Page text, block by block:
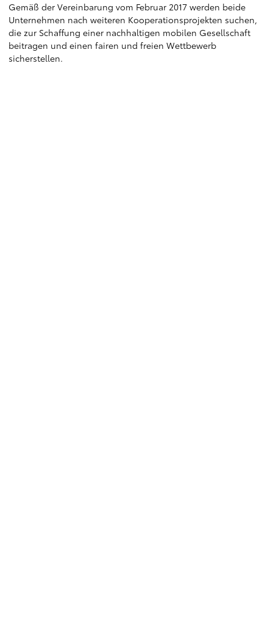
Gemäß der Vereinbarung vom Februar 2017 werden beide
Unternehmen nach weiteren Kooperationsprojekten suchen,
die zur Schaffung einer nachhaltigen mobilen Gesellschaft
beitragen und einen fairen und freien Wettbewerb
sicherstellen.